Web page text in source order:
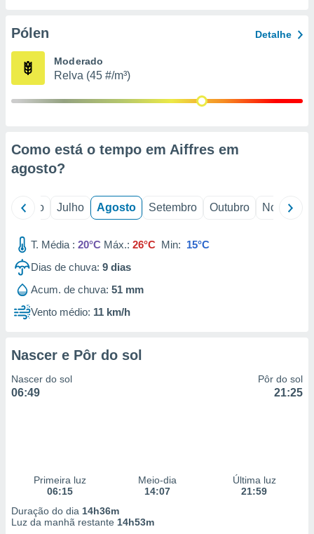
através
estudos
e
Pólen Detalhe
Moderado
Relva (45 #/m³)
Como está o tempo em Aiffres em
agosto?
Junho Julho Agosto Setembro Outubro Novembro
T. Média : 20°C Máx.: 26°C Min: 15°C
Dias de chuva: 9 dias
Acum. de chuva: 51 mm
Vento médio: 11 km/h
Nascer e Pôr do sol
Nascer do sol
06:49
Pôr do sol
21:25
Primeira luz
06:15
Meio-dia
14:07
Última luz
21:59
Duração do dia 14h36m
Luz da manhã restante 14h53m